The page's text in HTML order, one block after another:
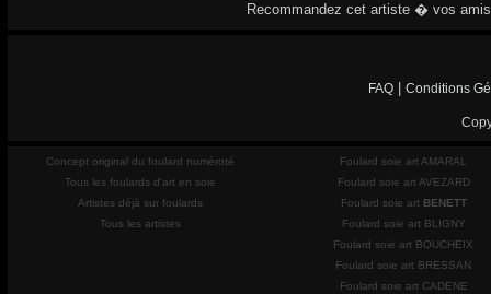
Recommandez cet artiste � vos
FAQ Conditions
Concept original du foulard numéroté
Tous les foulards d'art en soie
Artistes déjà sur foulards
Tous les artistes
Foulard soie art AMARAL
Foulard soie art AVEZARD
Foulard soie art BENETT
Foulard soie art BLIGNY
Foulard soie art BOUCHEIX
Foulard soie art BRESSAN
Foulard soie art CADENE